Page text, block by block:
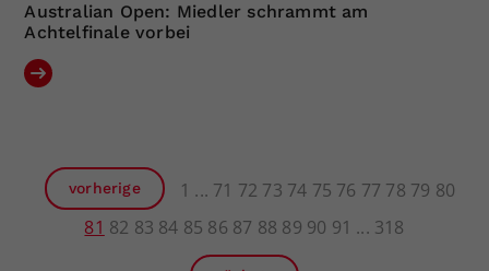
Australian Open: Miedler schrammt am
Achtelfinale vorbei
vorherige 1 71 72 73 74 75 76 77 78 79 80
81 82 83 84 85 86 87 88 89 90 91 318